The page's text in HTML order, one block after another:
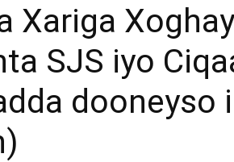
Xariga
SJS iyo
dooneyso